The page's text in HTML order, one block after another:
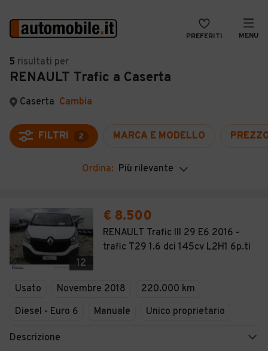
PREFERITI MENU
Auto
Auto usate
Auto Km 0
Auto Nuove
Noleggio a lungo termine
Moto
Camper
Veicoli Commerciali
VENDI
MAGAZINE
ACCEDI
5 risultati per
RENAULT Trafic a Caserta
Caserta Cambia
FILTRI 2 MARCA E MODELLO
Ordina: Più rilevante
12
€ 8.500
RENAULT Trafic III 29 E6 2016 -
trafic T29 1.6 dci 145cv L2H1 6p.ti
Usato Novembre 2018
220.000 km
Diesel - Euro 6
Manuale Unico proprietario
Descrizione